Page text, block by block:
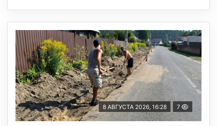
8 АВГУСТА 2026, 16:28 7